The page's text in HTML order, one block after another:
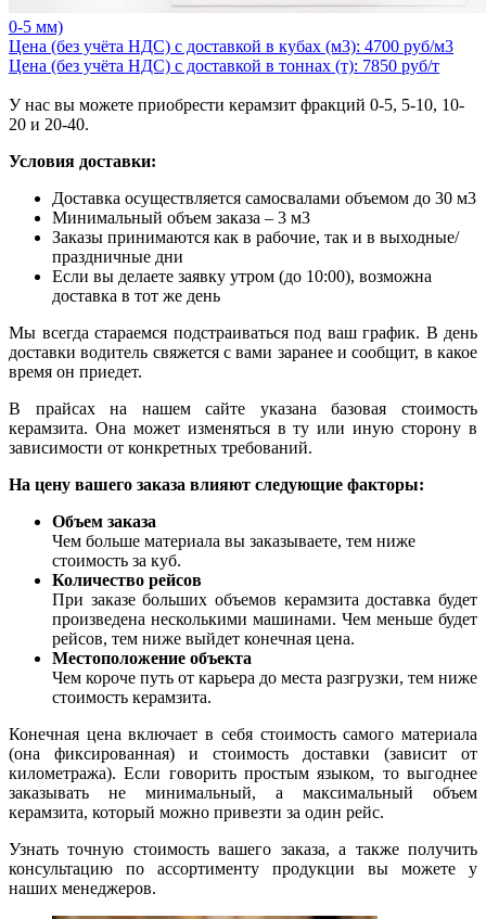
0-5 мм)
Цена (без учёта НДС) с доставкой в кубах (м3): 4700 руб/м3
Цена (без учёта НДС) с доставкой в тоннах (т): 7850 руб/т
У нас вы можете приобрести керамзит фракций 0-5, 5-10, 10-
20 и 20-40.
Условия доставки:
Доставка осуществляется самосвалами объемом до 30 м3
Минимальный объем заказа – 3 м3
Заказы принимаются как в рабочие, так и в выходные/
праздничные дни
Если вы делаете заявку утром (до 10:00), возможна
доставка в тот же день
Мы всегда стараемся подстраиваться под ваш график. В день
доставки водитель свяжется с вами заранее и сообщит, в какое
время он приедет.
В прайсах на нашем сайте указана базовая стоимость
керамзита. Она может изменяться в ту или иную сторону в
зависимости от конкретных требований.
На цену вашего заказа влияют следующие факторы:
Объем заказа
Чем больше материала вы заказываете, тем ниже
стоимость за куб.
Количество рейсов
При заказе больших объемов керамзита доставка будет
произведена несколькими машинами. Чем меньше будет
рейсов, тем ниже выйдет конечная цена.
Местоположение объекта
Чем короче путь от карьера до места разгрузки, тем ниже
стоимость керамзита.
Конечная цена включает в себя стоимость самого материала
(она фиксированная) и стоимость доставки (зависит от
километража). Если говорить простым языком, то выгоднее
заказывать не минимальный, а максимальный объем
керамзита, который можно привезти за один рейс.
Узнать точную стоимость вашего заказа, а также получить
консультацию по ассортименту продукции вы можете у
наших менеджеров.